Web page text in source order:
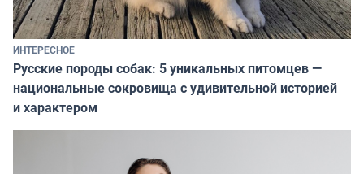
ИНТЕРЕСНОЕ
Русские породы собак: 5 уникальных питомцев —
национальные сокровища с удивительной историей
и характером